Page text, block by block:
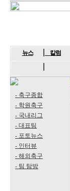
뉴스 칼럼
- 축구종합
- 학원축구
- 국내리그
- 대표팀
- 포토뉴스
- 인터뷰
- 해외축구
- 팀 탐방